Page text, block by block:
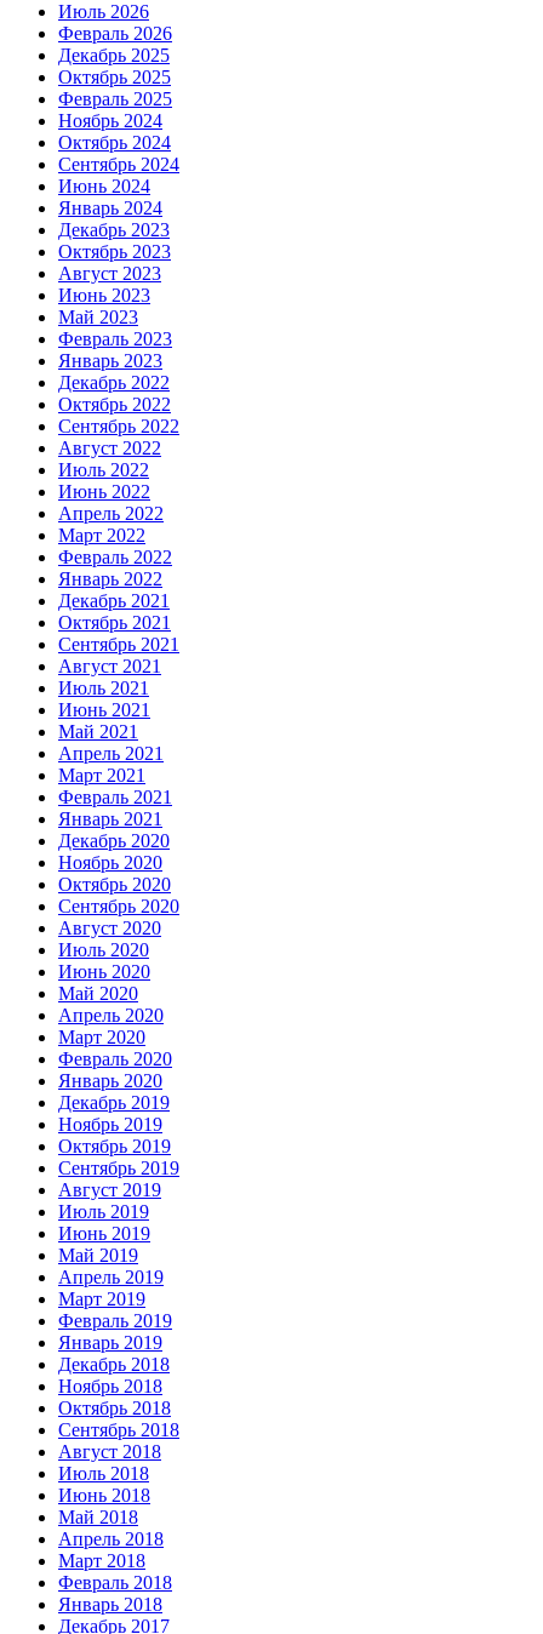
Июль 2026
Февраль 2026
Декабрь 2025
Октябрь 2025
Февраль 2025
Ноябрь 2024
Октябрь 2024
Сентябрь 2024
Июнь 2024
Январь 2024
Декабрь 2023
Октябрь 2023
Август 2023
Июнь 2023
Май 2023
Февраль 2023
Январь 2023
Декабрь 2022
Октябрь 2022
Сентябрь 2022
Август 2022
Июль 2022
Июнь 2022
Апрель 2022
Март 2022
Февраль 2022
Январь 2022
Декабрь 2021
Октябрь 2021
Сентябрь 2021
Август 2021
Июль 2021
Июнь 2021
Май 2021
Апрель 2021
Март 2021
Февраль 2021
Январь 2021
Декабрь 2020
Ноябрь 2020
Октябрь 2020
Сентябрь 2020
Август 2020
Июль 2020
Июнь 2020
Май 2020
Апрель 2020
Март 2020
Февраль 2020
Январь 2020
Декабрь 2019
Ноябрь 2019
Октябрь 2019
Сентябрь 2019
Август 2019
Июль 2019
Июнь 2019
Май 2019
Апрель 2019
Март 2019
Февраль 2019
Январь 2019
Декабрь 2018
Ноябрь 2018
Октябрь 2018
Сентябрь 2018
Август 2018
Июль 2018
Июнь 2018
Май 2018
Апрель 2018
Март 2018
Февраль 2018
Январь 2018
Декабрь 2017